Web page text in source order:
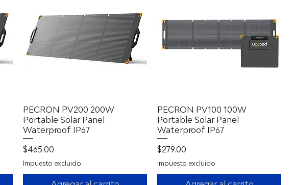
Vista rápida
PECRON PV200 200W
Portable Solar Panel
Waterproof IP67
Precio
$465.00
Impuesto excluido
Vista rápida
PECRON PV100 100W
Portable Solar Panel
Waterproof IP67
Precio
$279.00
Impuesto excluido